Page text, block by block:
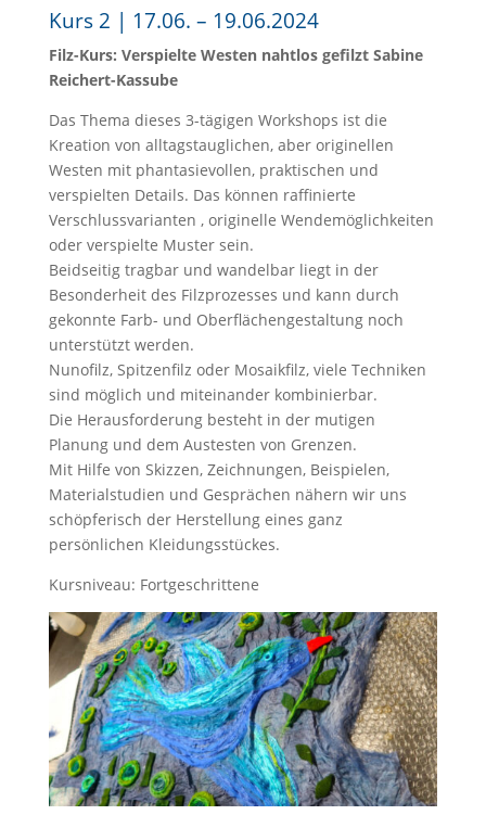
Kurs 2 | 17.06. – 19.06.2024
Filz-Kurs: Verspielte Westen nahtlos gefilzt Sabine
Reichert-Kassube
Das Thema dieses 3-tägigen Workshops ist die
Kreation von alltagstauglichen, aber originellen
Westen mit phantasievollen, praktischen und
verspielten Details. Das können raffinierte
Verschlussvarianten , originelle Wendemöglichkeiten
oder verspielte Muster sein.
Beidseitig tragbar und wandelbar liegt in der
Besonderheit des Filzprozesses und kann durch
gekonnte Farb- und Oberflächengestaltung noch
unterstützt werden.
Nunofilz, Spitzenfilz oder Mosaikfilz, viele Techniken
sind möglich und miteinander kombinierbar.
Die Herausforderung besteht in der mutigen
Planung und dem Austesten von Grenzen.
Mit Hilfe von Skizzen, Zeichnungen, Beispielen,
Materialstudien und Gesprächen nähern wir uns
schöpferisch der Herstellung eines ganz
persönlichen Kleidungsstückes.
Kursniveau: Fortgeschrittene